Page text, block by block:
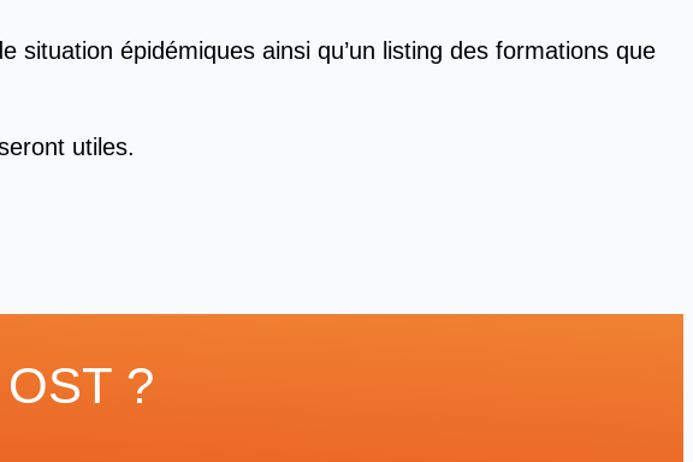
épidémiques ainsi qu’un listing des formations que
utiles.
OST ?